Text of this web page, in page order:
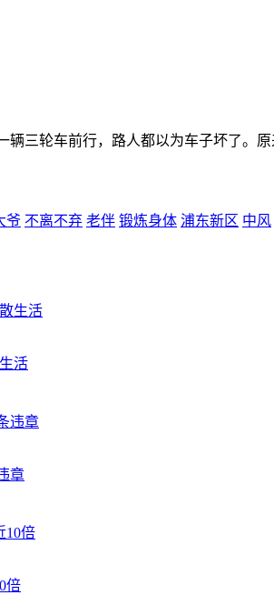
三轮车前行，路人都以为车子坏了。
爷 不离不弃 老伴 锻炼身体 浦东新区 中风
活
章
倍